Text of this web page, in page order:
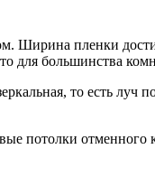
Ширина пленки
для большинства
то есть луч
потолки отменного